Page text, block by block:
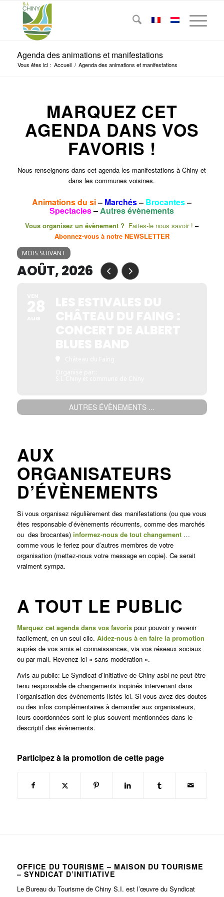
Agenda des animations et manifestations
Vous êtes ici : Accueil / Agenda des animations et manifestations
MARQUEZ CET
AGENDA DANS VOS
FAVORIS !
Nous renseignons dans cet agenda les manifestations à Chiny et
dans les communes voisines.
Animations du si– Marchés– Brocantes–
Spectacles–Autres évènements
Vous organisez un évènement ? Faites-le nous savoir ! –
Abonnez-vous à notre NEWSLETTER
MOIS SUIVANT
AOÛT, 2026
AUTRES ÉVÈNEMENTS ...
AUX
ORGANISATEURS
D’ÉVÈNEMENTS
Si vous organisez régulièrement des manifestations (ou que vous
êtes responsable d’évènements récurrents, comme des marchés
ou des brocantes) informez-nous de tout changement …
comme vous le feriez pour d’autres membres de votre
organisation (mettez-nous votre message en copie). Ce serait
vraiment sympa.
A TOUT LE PUBLIC
Marquez cet agenda dans vos favorispour pouvoir y revenir
facilement, en un seul clic. Aidez-nous à en faire la promotion
auprès de vos amis et connaissances, via vos réseaux sociaux
ou par mail. Revenez ici « sans modération ».
Avis au public: Le Syndicat d’initiative de Chiny asbl ne peut être
tenu responsable de changements inopinés intervenant dans
l’organisation des évènements listés ici. Si vous avez des doutes
ou des infos complémentaires à demander aux organisateurs,
leurs coordonnées sont le plus souvent mentionnées dans le
descriptif des évènements.
Participez à la promotion de cette page
OFFICE DU TOURISME – MAISON DU TOURISME
– SYNDICAT D’INITIATIVE
Le Bureau du Tourisme de Chiny S.I. est l’œuvre du Syndicat